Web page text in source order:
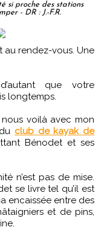
si proche des stations
- DR : J.-F.R.
d’autant que votre
longtemps.
nous voilà avec mon
club de kayak de
Bénodet et ses
n’est pas de mise.
se livre tel qu’il est
encaissée entre des
et de pins,